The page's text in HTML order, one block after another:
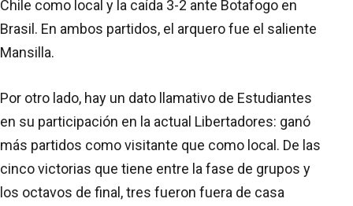
Chile como local y la caída 3-2 ante Botafogo en
Brasil. En ambos partidos, el arquero fue el saliente
Mansilla.
Por otro lado, hay un dato llamativo de Estudiantes
en su participación en la actual Libertadores: ganó
más partidos como visitante que como local. De las
cinco victorias que tiene entre la fase de grupos y
los octavos de final, tres fueron fuera de casa